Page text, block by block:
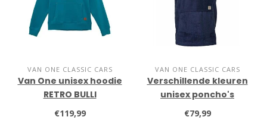
VAN ONE CLASSIC CARS
Van One unisex hoodie
RETRO BULLI
€119,99
VAN ONE CLASSIC CARS
Verschillende kleuren
unisex poncho's
€79,99